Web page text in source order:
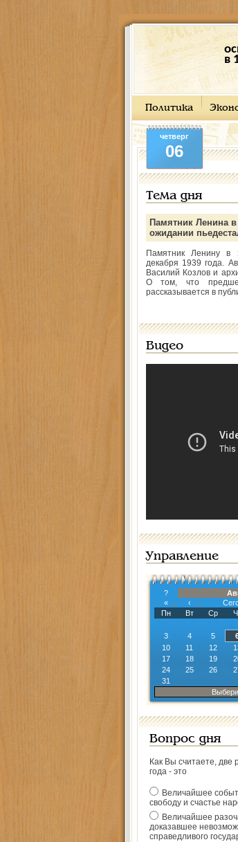
в
Политика
четверг
06
Тема дня
Памятник Ленина
ожидании
Памятник Ленину в
декабря 1939 года.
Василий Козлов и
О том, что
рассказывается в
Видео
Управление
?
«
‹
Пн
Вт Ср
3
4 5
10
11 12
17
18 19
24
25 26
31
Вопрос дня
Как Вы считаете, две
года - это
Величайшее
свободу и счастье
Величайшее
доказавшее
справедливого